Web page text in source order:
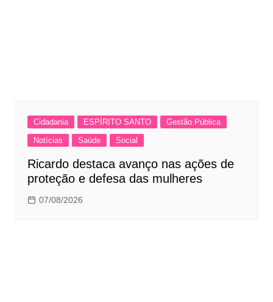
Cidadania ESPÍRITO SANTO
Gestão Pública
Notícias
Saúde Social
Ricardo destaca avanço nas ações de
proteção e defesa das mulheres
07/08/2026